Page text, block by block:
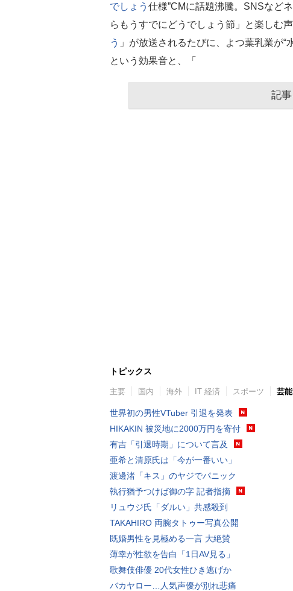
でしょう 仕様”CMに話題沸騰。SNSなど
らもうすでにどうでしょう節」と楽しむ
う 」が放送されるたびに、よつ葉乳業が“
という効果音と、「
記
トピックス
主要 国内 海外 IT 経済 スポーツ 芸能
世界初の男性VTuber 引退を発表
HIKAKIN 被災地に2000万円を寄付
有吉「引退時期」について言及
亜希と清原氏は「今が一番いい」
渡邊渚「キス」のヤジでパニック
執行猶予つけば御の字 記者指摘
リュウジ氏「ダルい」共感殺到
TAKAHIRO 両腕タトゥー写真公開
既婚男性を見極める一言 大絶賛
薄幸が性欲を告白「1日AV見る」
歌舞伎俳優 20代女性ひき逃げか
バカヤロー…人気声優が別れ悲痛